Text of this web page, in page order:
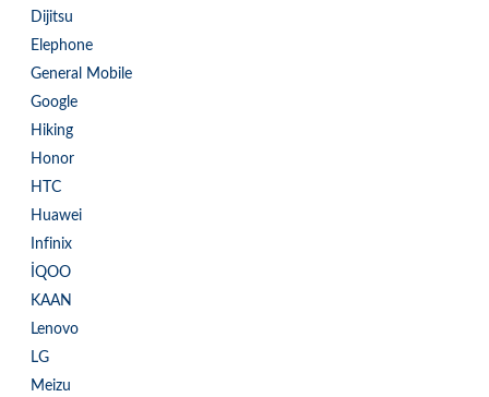
Dijitsu
Elephone
General Mobile
Google
Hiking
Honor
HTC
Huawei
Infinix
İQOO
KAAN
Lenovo
LG
Meizu